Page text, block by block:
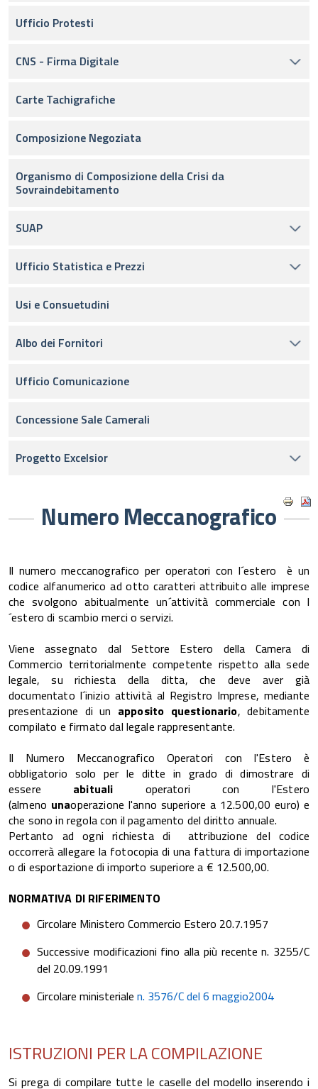
Ufficio Protesti
CNS - Firma Digitale
Carte Tachigrafiche
Composizione Negoziata
Organismo di Composizione della Crisi da
Sovraindebitamento
SUAP
Ufficio Statistica e Prezzi
Usi e Consuetudini
Albo dei Fornitori
Ufficio Comunicazione
Concessione Sale Camerali
Progetto Excelsior
Numero Meccanografico
Il numero meccanografico per operatori con l´estero è un
codice alfanumerico ad otto caratteri attribuito alle imprese
che svolgono abitualmente un´attività commerciale con l
´estero di scambio merci o servizi.
Viene assegnato dal Settore Estero della Camera di
Commercio territorialmente competente rispetto alla sede
legale, su richiesta della ditta, che deve aver già
documentato l´inizio attività al Registro Imprese, mediante
presentazione di un apposito questionario, debitamente
compilato e firmato dal legale rappresentante.
Il Numero Meccanografico Operatori con l'Estero è
obbligatorio solo per le ditte in grado di dimostrare di
essere abituali operatori con l'Estero
(almeno unaoperazione l'anno superiore a 12.500,00 euro) e
che sono in regola con il pagamento del diritto annuale.
Pertanto ad ogni richiesta di attribuzione del codice
occorrerà allegare la fotocopia di una fattura di importazione
o di esportazione di importo superiore a € 12.500,00.
NORMATIVA DI RIFERIMENTO
Circolare Ministero Commercio Estero 20.7.1957
Successive modificazioni fino alla più recente n. 3255/C
del 20.09.1991
Circolare ministeriale n. 3576/C del 6 maggio2004
ISTRUZIONI PER LA COMPILAZIONE
Si prega di compilare tutte le caselle del modello inserendo i